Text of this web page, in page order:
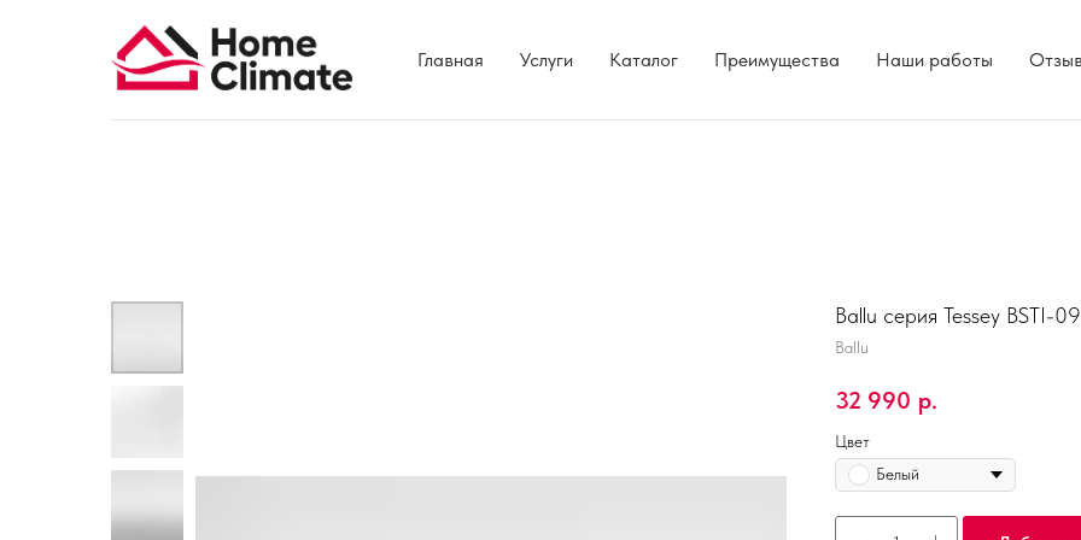
Главная Услуги Каталог Преимущества Наши работы
Ballu серия Tessey BSTI-
Ballu
32 990 р.
Цвет
Белый